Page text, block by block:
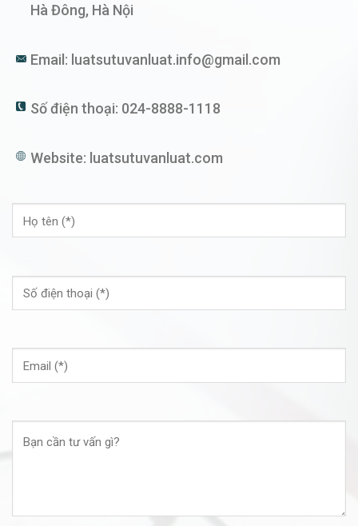
Hà Đông, Hà Nội
Email: luatsutuvanluat.info@gmail.com
Số điện thoại: 024-8888-1118
Website: luatsutuvanluat.com